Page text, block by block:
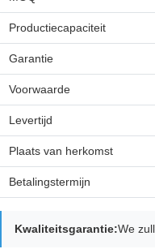
Productiecapaciteit
Garantie
Voorwaarde
Levertijd
Plaats van herkomst
Betalingstermijn
Kwaliteitsgarantie:We